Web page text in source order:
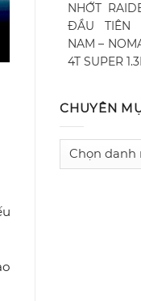
NHỚT
ĐẦU TIÊN
NAM –
4T SUPER
CHUYÊN
Chuyên